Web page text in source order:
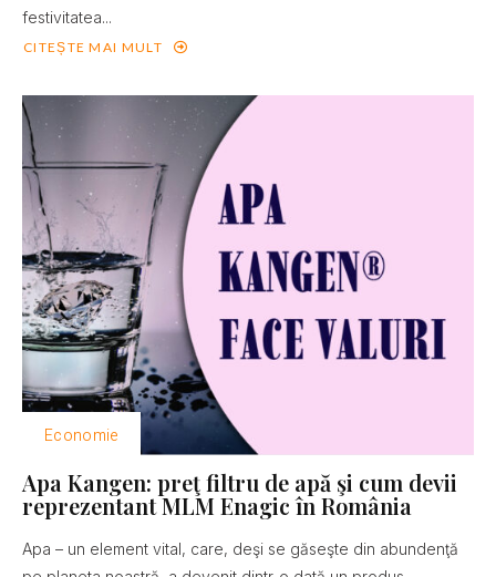
festivitatea...
CITEȘTE MAI MULT
Economie
Apa Kangen: preţ filtru de apă şi cum devii
reprezentant MLM Enagic în România
Apa – un element vital, care, deşi se găseşte din abundenţă